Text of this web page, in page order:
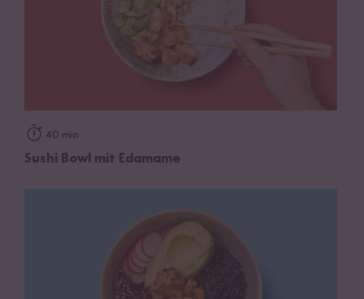
40 min
Sushi Bowl mit Edamame